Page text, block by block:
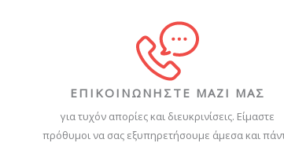
ΕΠΙΚΟΙΝΩΝΗΣΤΕ ΜΑΖΙ ΜΑΣ
για τυχόν απορίες και διευκρινίσεις. Είμαστε
πρόθυμοι να σας εξυπηρετήσουμε άμεσα και